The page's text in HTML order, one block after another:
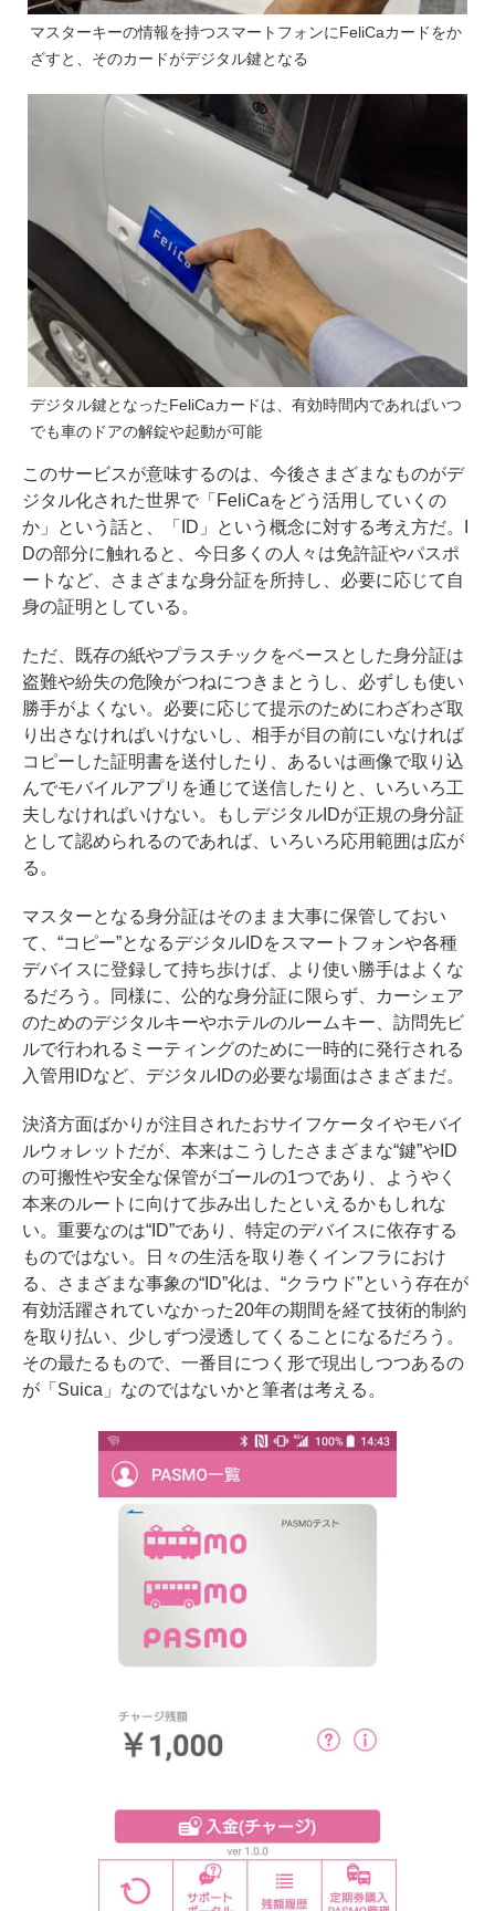
マスターキーの情報を持つスマートフォンにFeliCaカードをか
ざすと、そのカードがデジタル鍵となる
デジタル鍵となったFeliCaカードは、有効時間内であればいつ
でも車のドアの解錠や起動が可能
このサービスが意味するのは、今後さまざまなものがデ
ジタル化された世界で「FeliCaをどう活用していくの
か」という話と、「ID」という概念に対する考え方だ。I
Dの部分に触れると、今日多くの人々は免許証やパスポ
ートなど、さまざまな身分証を所持し、必要に応じて自
身の証明としている。
ただ、既存の紙やプラスチックをベースとした身分証は
盗難や紛失の危険がつねにつきまとうし、必ずしも使い
勝手がよくない。必要に応じて提示のためにわざわざ取
り出さなければいけないし、相手が目の前にいなければ
コピーした証明書を送付したり、あるいは画像で取り込
んでモバイルアプリを通じて送信したりと、いろいろ工
夫しなければいけない。もしデジタルIDが正規の身分証
として認められるのであれば、いろいろ応用範囲は広が
る。
マスターとなる身分証はそのまま大事に保管しておい
て、“コピー”となるデジタルIDをスマートフォンや各種
デバイスに登録して持ち歩けば、より使い勝手はよくな
るだろう。同様に、公的な身分証に限らず、カーシェア
のためのデジタルキーやホテルのルームキー、訪問先ビ
ルで行われるミーティングのために一時的に発行される
入管用IDなど、デジタルIDの必要な場面はさまざまだ。
決済方面ばかりが注目されたおサイフケータイやモバイ
ルウォレットだが、本来はこうしたさまざまな“鍵”やID
の可搬性や安全な保管がゴールの1つであり、ようやく
本来のルートに向けて歩み出したといえるかもしれな
い。重要なのは“ID”であり、特定のデバイスに依存する
ものではない。日々の生活を取り巻くインフラにおけ
る、さまざまな事象の“ID”化は、“クラウド”という存在が
有効活躍されていなかった20年の期間を経て技術的制約
を取り払い、少しずつ浸透してくることになるだろう。
その最たるもので、 一番目につく形で現出しつつあるの
が「Suica」 なのではないかと筆者は考える。